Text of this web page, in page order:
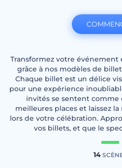
Transformez votre
grâce à nos modèles de
Chaque billet est un délice
pour une expérience
invités se sentent comme
meilleures places et laissez
lors de votre célébration.
vos billets, et que le
14